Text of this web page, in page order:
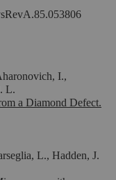
I.,
L.
a Diamond Defect.
L., Hadden, J.